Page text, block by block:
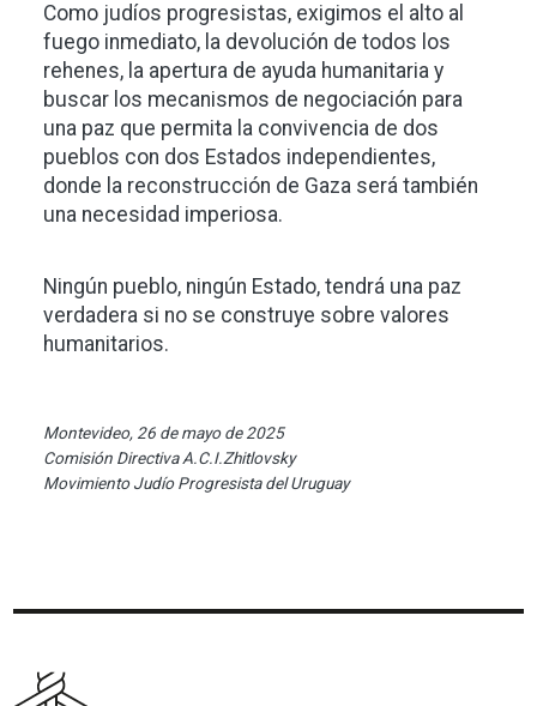
Como judíos progresistas, exigimos el alto al
fuego inmediato, la devolución de todos los
rehenes, la apertura de ayuda humanitaria y
buscar los mecanismos de negociación para
una paz que permita la convivencia de dos
pueblos con dos Estados independientes,
donde la reconstrucción de Gaza será también
una necesidad imperiosa.
Ningún pueblo, ningún Estado, tendrá una paz
verdadera si no se construye sobre valores
humanitarios.
Montevideo, 26 de mayo de 2025
Comisión Directiva A.C.I.Zhitlovsky
Movimiento Judío Progresista del Uruguay